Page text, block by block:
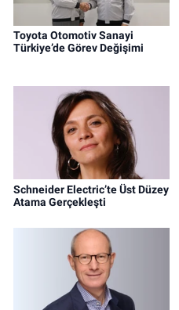
Toyota Otomotiv Sanayi
Türkiye’de Görev Değişimi
Schneider Electric’te Üst Düzey
Atama Gerçekleşti